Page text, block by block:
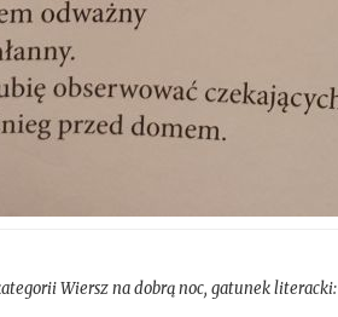
Wiersz na dobrą noc, gatunek literacki: